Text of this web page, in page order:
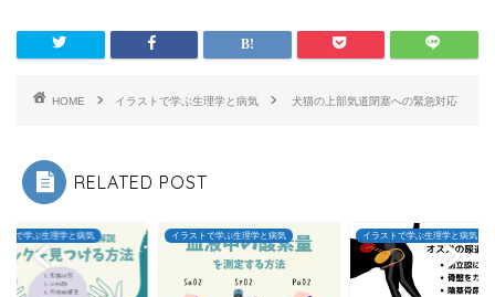
HOME イラストで学ぶ生理学と病気 犬猫の上部気道閉塞への緊急対応
RELATED POST
トで学ぶ生理学と病気 イラストで学ぶ生理学と病気 イラストで学ぶ生理学と病気